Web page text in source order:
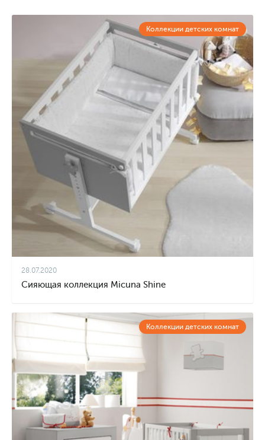
Коллекции детских комнат
28.07.2020
Сияющая коллекция Micuna Shine
Коллекции детских комнат